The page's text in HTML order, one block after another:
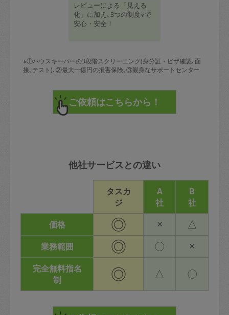
レビューによる「見える
化」に加え､3つの制度※で
安心・安全！
※①ハウスキーパーの3段階スクリーニング(身分証・ビザ確認､面
接､テスト)､②最大一億円の損害保険､③親身なサポートセンター
他社サービスとの違い
タスカ
ジ
A
社
B
社
価格
◎ × △
業務範囲 ◎ 〇 ×
完全無料指名
制
◎ △ 〇